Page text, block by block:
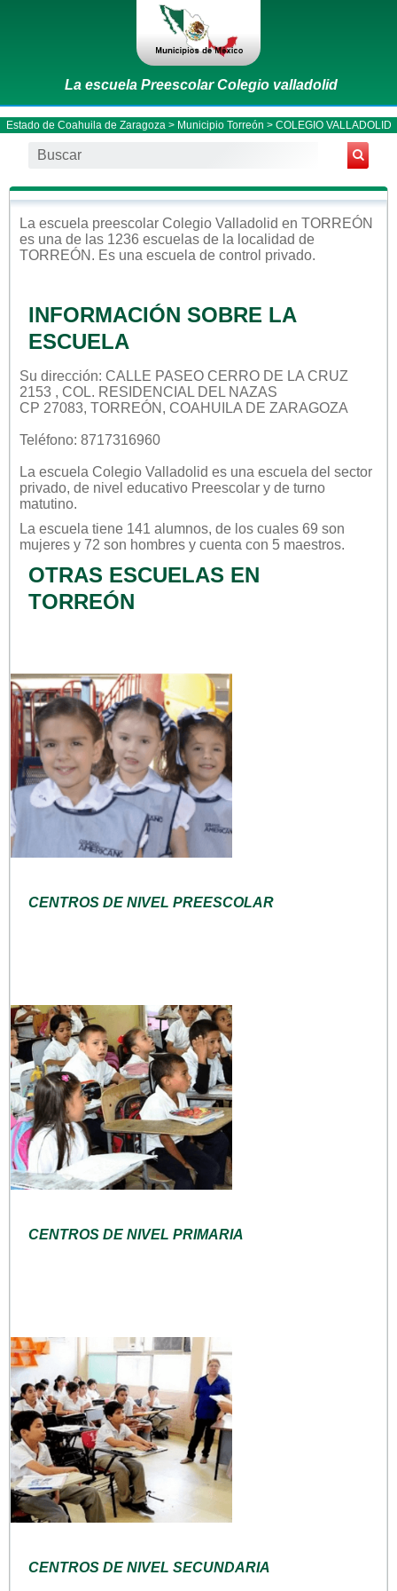
La escuela Preescolar Colegio valladolid
Estado de Coahuila de Zaragoza > Municipio Torreón > COLEGIO VALLADOLID
La escuela preescolar Colegio Valladolid en TORREÓN
es una de las 1236 escuelas de la localidad de
TORREÓN . Es una escuela de control privado.
INFORMACIÓN SOBRE LA
ESCUELA
Su dirección: CALLE PASEO CERRO DE LA CRUZ
2153 , COL. RESIDENCIAL DEL NAZAS
CP 27083, TORREÓN, COAHUILA DE ZARAGOZA
Teléfono: 8717316960
La escuela Colegio Valladolid es una escuela del sector
privado, de nivel educativo Preescolar y de turno
matutino.
La escuela tiene 141 alumnos, de los cuales 69 son
mujeres y 72 son hombres y cuenta con 5 maestros.
OTRAS ESCUELAS EN
TORREÓN
CENTROS DE NIVEL PREESCOLAR
CENTROS DE NIVEL PRIMARIA
CENTROS DE NIVEL SECUNDARIA